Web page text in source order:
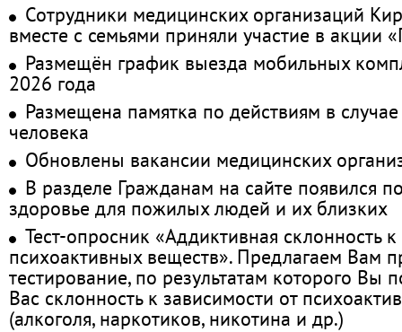
Сотрудники медицинских организаций
вместе с семьями приняли участие в акции
Размещён график выезда мобильных
2026 года
Размещена памятка по действиям в
человека
Обновлены вакансии медицинских
В разделе Гражданам на сайте появился
здоровье для пожилых людей и их близких
Тест-опросник «Аддиктивная склонность
психоактивных веществ». Предлагаем Вам
тестирование, по результатам которого Вы
Вас склонность к зависимости от
(алкоголя, наркотиков, никотина и др.)